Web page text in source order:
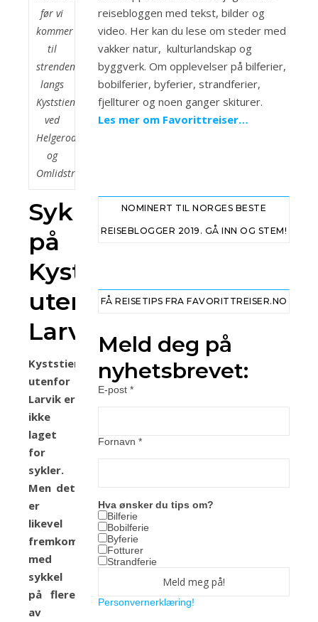
før vi
kommer
til
strendene
langs
Kyststien
ved
Helgeroa
og
Omlidstranda
Sykkeltur
på
Kyststien
utenfor
Larvik
Kyststien
utenfor
Larvik er
ikke
laget
for
sykler.
Men det
er
likevel
fremkommelig
med
sykkel
på flere
av
reisebloggen med tekst, bilder og
video. Her kan du lese om steder med
vakker natur, kulturlandskap og
byggverk. Om opplevelser på bilferier,
bobilferier, byferier, strandferier,
fjellturer og noen ganger skiturer.
Les mer om Favorittreiser…
NOMINERT TIL NORGES BESTE
REISEBLOGGER 2019. GÅ INN OG STEM!
FÅ REISETIPS FRA FAVORITTREISER.NO
Meld deg på
nyhetsbrevet:
E-post *
Fornavn *
Hva ønsker du tips om?
Bilferie
Bobilferie
Byferie
Fotturer
Strandferie
Personvernerklæring!